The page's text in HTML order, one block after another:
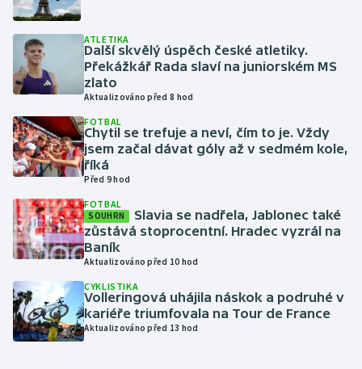
Jezdectví
Judo
Krasobruslení
Lezení
Lyže a snowboard
Moderní pětiboj
Motorsport
Olympijské hry
Parasport
ATLETIKA
Další skvělý úspěch české atletiky.
Překážkář Rada slaví na juniorském MS
zlato
Aktualizováno před 8 hod
FOTBAL
Chytil se trefuje a neví, čím to je. Vždy
jsem začal dávat góly až v sedmém kole,
říká
Před 9 hod
FOTBAL
SOUHRN
Slavia se nadřela, Jablonec také
zůstává stoprocentní. Hradec vyzrál na
Baník
Aktualizováno před 10 hod
CYKLISTIKA
Volleringová uhájila náskok a podruhé v
kariéře triumfovala na Tour de France
Aktualizováno před 13 hod